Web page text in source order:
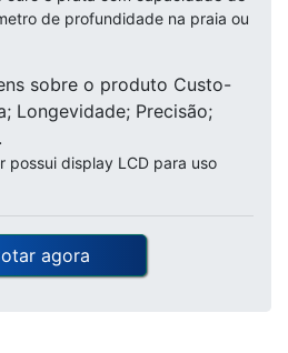
de profundidade na praia ou
sobre o produto Custo-
Longevidade; Precisão;
possui display LCD para uso
agora